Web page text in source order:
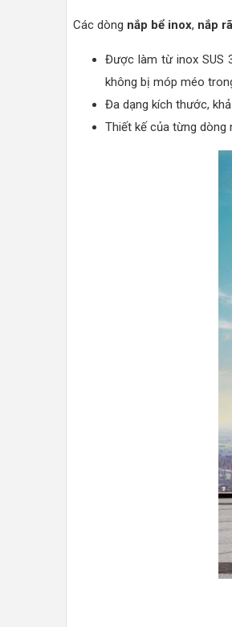
Các dòng nắp bể inox, nắp
Được làm từ inox SUS
không bị móp méo
Đa dạng kích thước,
Thiết kế của từng dòng